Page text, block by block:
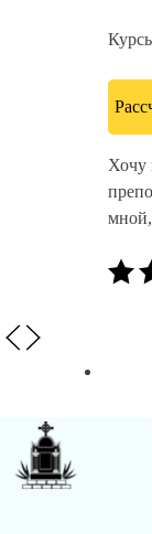
Хочу
мной,